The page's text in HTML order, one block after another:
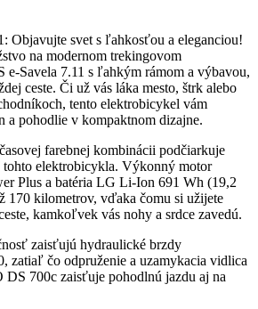
Objavujte svet s ľahkosťou a eleganciou!
na modernom trekingovom
Savela 7.11 s ľahkým rámom a výbavou,
ceste. Či už vás láka mesto, štrk alebo
tento elektrobicykel vám
a pohodlie v kompaktnom dizajne.
farebnej kombinácii podčiarkuje
elektrobicykla. Výkonný motor
Plus a batéria LG Li-Ion 691 Wh (19,2
170 kilometrov, vďaka čomu si užijete
kamkoľvek vás nohy a srdce zavedú.
zaisťujú hydraulické brzdy
čo odpruženie a uzamykacia vidlica
700c zaisťuje pohodlnú jazdu aj na